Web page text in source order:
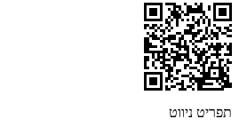
תפריט ניווט